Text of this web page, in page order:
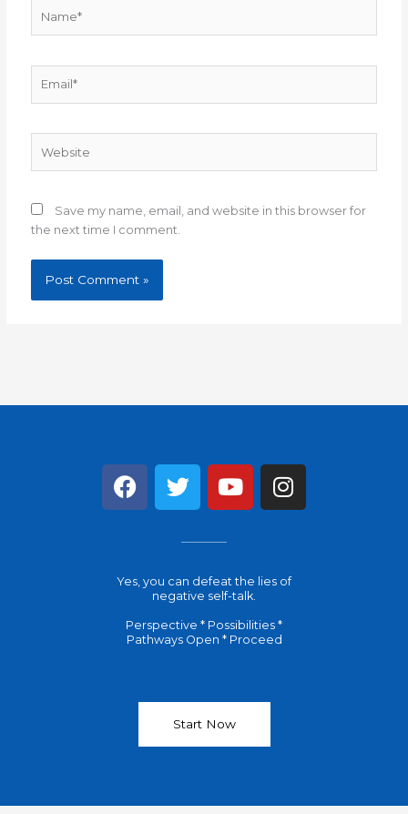
Save my name, email, and website in this browser for
the next time I comment.
F
a
o
k
T
w
t
e
Y
o
b
I
n
g
Yes, you can defeat the lies of
negative self-talk.
Perspective * Possibilities *
Pathways Open * Proceed
Start Now